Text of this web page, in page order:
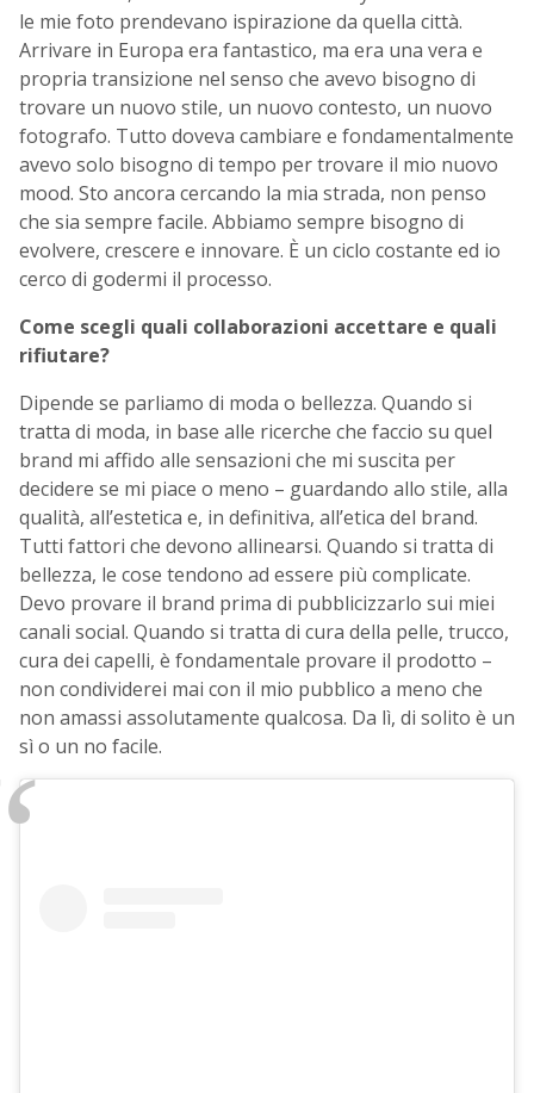
le mie foto prendevano ispirazione da quella città.
Arrivare in Europa era fantastico, ma era una vera e
propria transizione nel senso che avevo bisogno di
trovare un nuovo stile, un nuovo contesto, un nuovo
fotografo. Tutto doveva cambiare e fondamentalmente
avevo solo bisogno di tempo per trovare il mio nuovo
mood. Sto ancora cercando la mia strada, non penso
che sia sempre facile. Abbiamo sempre bisogno di
evolvere, crescere e innovare. È un ciclo costante ed io
cerco di godermi il processo.
Come scegli quali collaborazioni accettare e quali
rifiutare?
Dipende se parliamo di moda o bellezza. Quando si
tratta di moda, in base alle ricerche che faccio su quel
brand mi affido alle sensazioni che mi suscita per
decidere se mi piace o meno – guardando allo stile, alla
qualità, all’estetica e, in definitiva, all’etica del brand.
Tutti fattori che devono allinearsi. Quando si tratta di
bellezza, le cose tendono ad essere più complicate.
Devo provare il brand prima di pubblicizzarlo sui miei
canali social. Quando si tratta di cura della pelle, trucco,
cura dei capelli, è fondamentale provare il prodotto –
non condividerei mai con il mio pubblico a meno che
non amassi assolutamente qualcosa. Da lì, di solito è un
sì o un no facile.